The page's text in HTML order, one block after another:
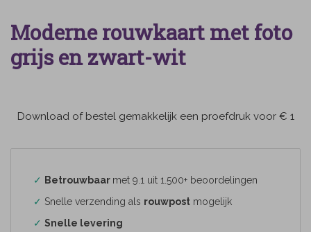
Moderne rouwkaart met foto
grijs en zwart-wit
Download of bestel gemakkelijk een proefdruk voor € 1
✓ Betrouwbaar met 9.1 uit 1.500+ beoordelingen
✓ Snelle verzending als rouwpost mogelijk
✓ Snelle levering